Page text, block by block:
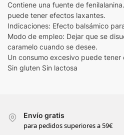
Contiene una fuente de
puede tener efectos laxantes.
Indicaciones: Efecto balsámico
Modo de empleo: Dejar que se
caramelo cuando se desee.
Un consumo excesivo puede tener
Sin gluten Sin lactosa
Envío gratis
para pedidos superiores a 59€